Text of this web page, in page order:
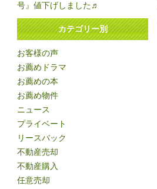
号』値下げしました♬
カテゴリー別
お客様の声
お薦めドラマ
お薦めの本
お薦め物件
ニュース
プライベート
リースバック
不動産売却
不動産購入
任意売却